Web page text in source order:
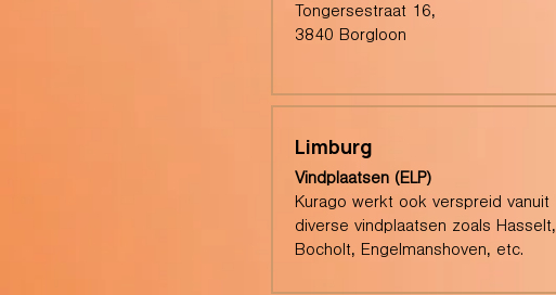
Tongersestraat 16,
3840 Borgloon
Limburg
Vindplaatsen (ELP)
Kurago werkt ook verspreid vanuit
diverse vindplaatsen zoals Hasselt,
Bocholt, Engelmanshoven, etc.